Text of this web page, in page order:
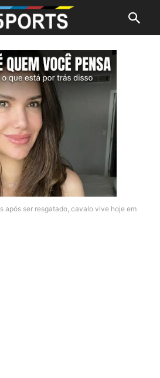
após ser resgatado, cavalo vive hoje em